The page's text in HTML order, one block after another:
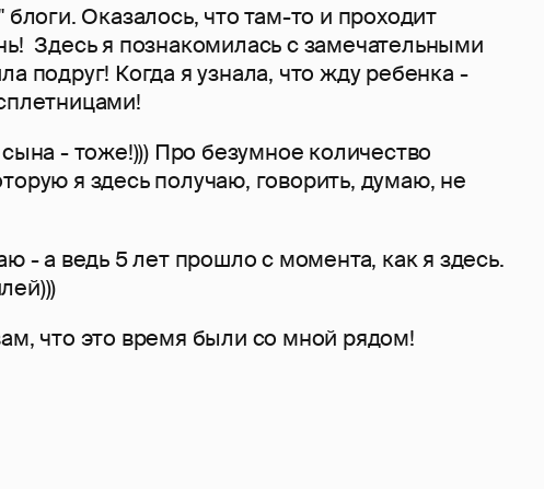
Оказалось, что там-то и проходит
Здесь я познакомилась с замечательными
подруг! Когда я узнала, что жду ребенка -
- тоже!))) Про безумное количество
я здесь получаю, говорить, думаю, не
- а ведь 5 лет прошло с момента, как я здесь.
что это время были со мной рядом!